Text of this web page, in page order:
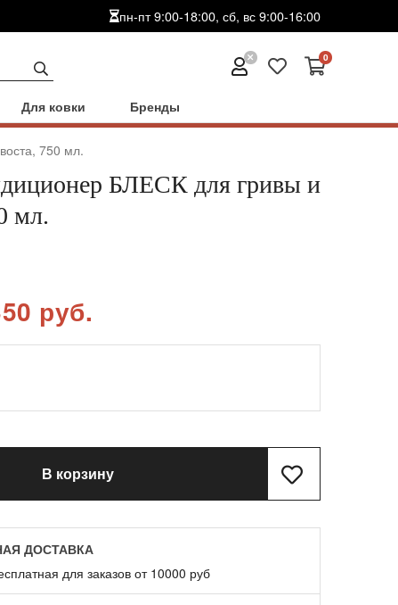
пн-пт 9:00-18:00, сб, вс 9:00-16:00
0
Для ковки Бренды
750 мл.
БЛЕСК для гривы и
мл.
руб.
В корзину
ДОСТАВКА
для заказов от 10000 руб